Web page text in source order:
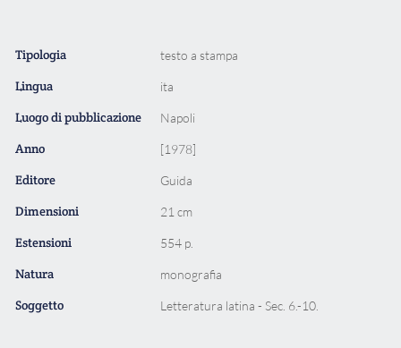
Tipologia testo a stampa
Lingua ita
Luogo di pubblicazione Napoli
Anno [1978]
Editore Guida
Dimensioni 21 cm
Estensioni 554 p.
Natura monografia
Soggetto Letteratura latina - Sec. 6.-10.